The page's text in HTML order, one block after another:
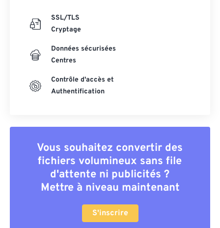
SSL/TLS
Cryptage
Données sécurisées
Centres
Contrôle d'accès et
Authentification
Vous souhaitez convertir des
fichiers volumineux sans file
d'attente ni publicités ?
Mettre à niveau maintenant
S'inscrire